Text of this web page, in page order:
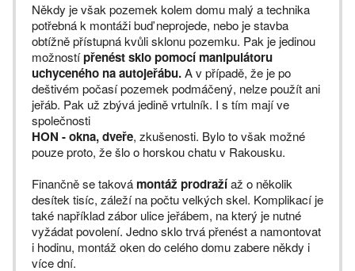
Někdy je však pozemek kolem domu malý a technika
potřebná k montáži buď neprojede, nebo je stavba
obtížně přístupná kvůli sklonu pozemku. Pak je jedinou
možnostípřenést sklo pomocí manipulátoru
uchyceného na autojeřábu.A v případě, že je po
deštivém počasí pozemek podmáčený, nelze použít ani
jeřáb. Pak už zbývá jedině vrtulník. I s tím mají ve
společnosti
HON - okna, dveře, zkušenosti. Bylo to však možné
pouze proto, že šlo o horskou chatu v Rakousku.
Finančně se taková montáž prodražíaž o několik
desítek tisíc, záleží na počtu velkých skel. Komplikací je
také například zábor ulice jeřábem, na který je nutné
vyžádat povolení. Jedno sklo trvá přenést a namontovat
i hodinu, montáž oken do celého domu zabere někdy i
více dní.